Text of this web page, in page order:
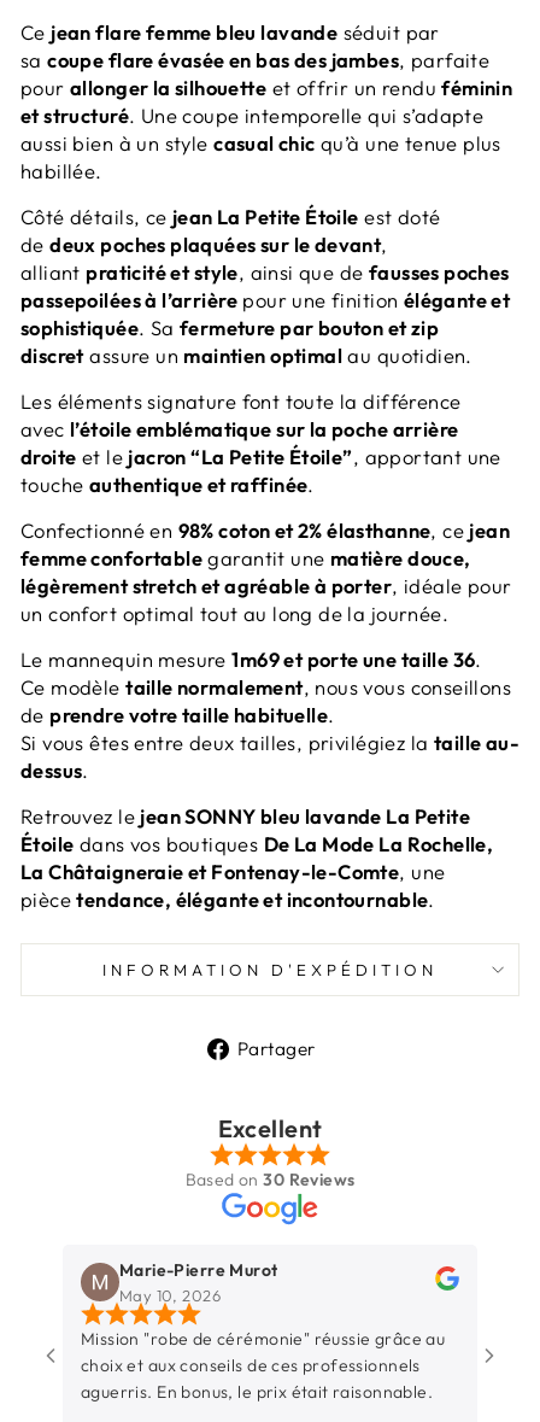
Ce jean flare femme bleu lavande séduit par
sa coupe flare évasée en bas des jambes, parfaite
pour allonger la silhouette et offrir un rendu féminin
et structuré. Une coupe intemporelle qui s’adapte
aussi bien à un style casual chic qu’à une tenue plus
habillée.
Côté détails, ce jean La Petite Étoile est doté
de deux poches plaquées sur le devant,
alliant praticité et style, ainsi que de fausses poches
passepoilées à l’arrière pour une finition élégante et
sophistiquée. Sa fermeture par bouton et zip
discret assure un maintien optimal au quotidien.
Les éléments signature font toute la différence
avec l’étoile emblématique sur la poche arrière
droite et le jacron “La Petite Étoile”, apportant une
touche authentique et raffinée.
Confectionné en 98% coton et 2% élasthanne, ce jean
femme confortable garantit une matière douce,
légèrement stretch et agréable à porter, idéale pour
un confort optimal tout au long de la journée.
Le mannequin mesure 1m69 et porte une taille 36.
Ce modèle taille normalement, nous vous conseillons
de prendre votre taille habituelle.
Si vous êtes entre deux tailles, privilégiez la taille au-
dessus.
Retrouvez le jean SONNY bleu lavande La Petite
Étoile dans vos boutiques De La Mode La Rochelle,
La Châtaigneraie et Fontenay-le-Comte, une
pièce tendance, élégante et incontournable.
INFORMATION D'EXPÉDITION
Partager
Facebook
Excellent
Based on 30 Reviews
Marie-Pierre Murot
May 10, 2026
Mission "robe de cérémonie" réussie grâce au
choix et aux conseils de ces professionnels
aguerris. En bonus, le prix était raisonnable.